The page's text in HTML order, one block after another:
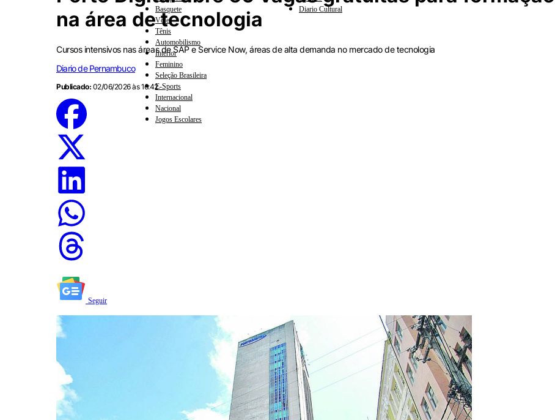
Basquete
Vôlei
Tênis
Automobilismo
Interior
Feminino
Seleção Brasileira
E-Sports
Internacional
Nacional
Jogos Escolares
Diario Cultural
na área de tecnologia
Cursos intensivos nas áreas de SAP e Service Now, áreas de alta demanda no mercado de tecnologia
Diario de Pernambuco
Publicado: 02/06/2026 às 16:42
Seguir